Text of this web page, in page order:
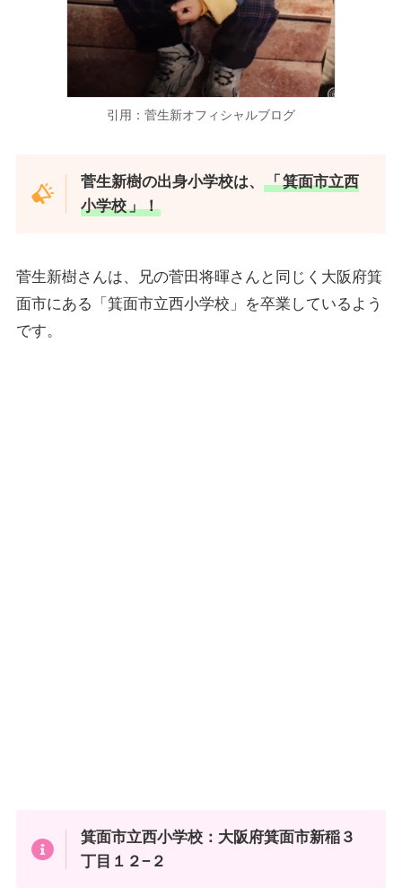
引用：菅生新オフィシャルブログ
菅生新樹の出身小学校は、「箕面市立西
小学校」！
菅生新樹さんは、兄の菅田将暉さんと同じく大阪府箕
面市にある「箕面市立西小学校」を卒業しているよう
です。
箕面市立西小学校：大阪府箕面市新稲３
丁目１２−２